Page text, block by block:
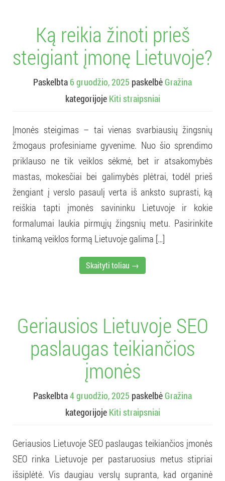
Ką reikia žinoti prieš
steigiant įmonę Lietuvoje?
Paskelbta 6 gruodžio, 2025 paskelbė Gražina
kategorijoje Kiti straipsniai
Įmonės steigimas – tai vienas svarbiausių žingsnių
žmogaus profesiniame gyvenime. Nuo šio sprendimo
priklauso ne tik veiklos sėkmė, bet ir atsakomybės
mastas, mokesčiai bei galimybės plėtrai, todėl prieš
žengiant į verslo pasaulį verta iš anksto suprasti, ką
reiškia tapti įmonės savininku Lietuvoje ir kokie
formalumai laukia pirmųjų žingsnių metu. Pasirinkite
tinkamą veiklos formą Lietuvoje galima […]
Skaityti toliau →
Geriausios Lietuvoje SEO
paslaugas teikiančios
įmonės
Paskelbta4 gruodžio, 2025 paskelbė Gražina
kategorijoje Kiti straipsniai
Geriausios Lietuvoje SEO paslaugas teikiančios įmonės
SEO rinka Lietuvoje per pastaruosius metus stipriai
išsiplėtė. Vis daugiau verslų supranta, kad organinė